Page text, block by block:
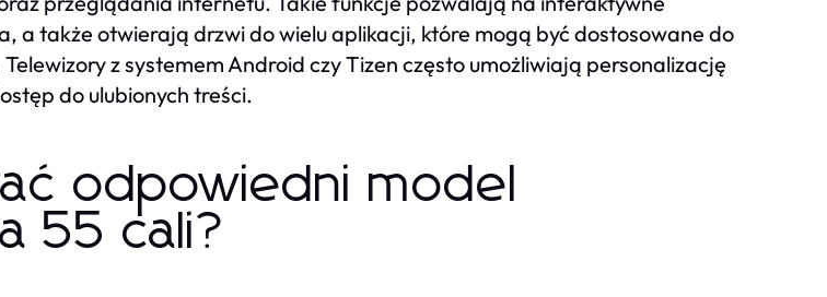
a także otwierają drzwi do wielu aplikacji, które mogą być dostosowane do
z systemem Android czy Tizen często umożliwiają personalizację
do ulubionych treści.
odpowiedni model
55 cali?